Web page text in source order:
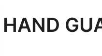
HAND